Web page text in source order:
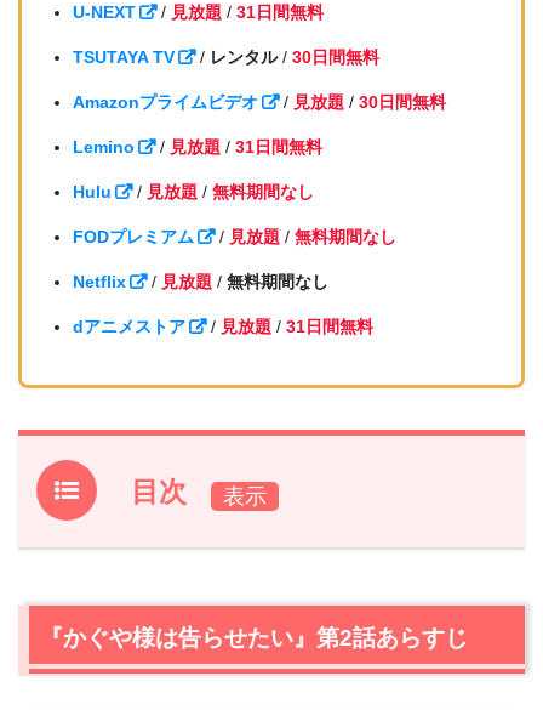
U-NEXT / 見放題 / 31日間無料
TSUTAYA TV / レンタル/ 30日間無料
Amazonプライムビデオ / 見放題 / 30日間無料
Lemino / 見放題 / 31日間無料
Hulu / 見放題 / 無料期間なし
FODプレミアム / 見放題 / 無料期間なし
Netflix / 見放題 / 無料期間なし
dアニメストア / 見放題 / 31日間無料
目次
1.『かぐや様は告らせたい』第2話あらすじ
2.1かぐや様は交換したい
2.2藤原ちゃんは出かけたい
『かぐや様は告らせたい』第2話あらすじ